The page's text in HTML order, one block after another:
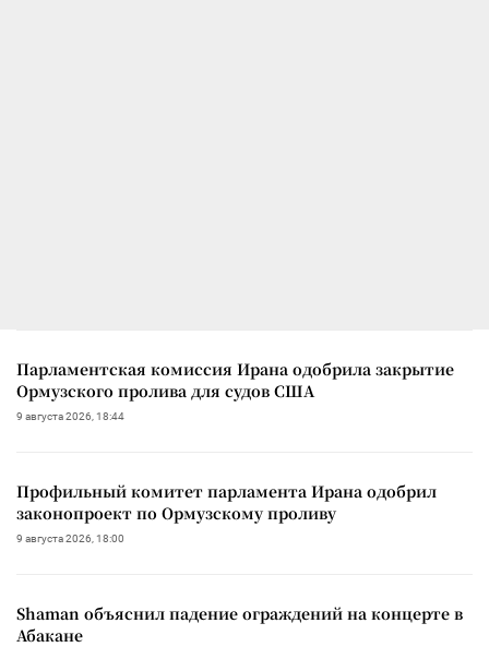
Парламентская комиссия Ирана одобрила закрытие
Ормузского пролива для судов США
9 августа 2026, 18:44
Профильный комитет парламента Ирана одобрил
законопроект по Ормузскому проливу
9 августа 2026, 18:00
Shaman объяснил падение ограждений на концерте в
Абакане